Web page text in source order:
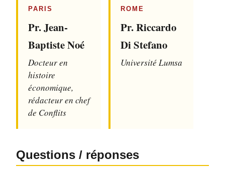
PARIS
Pr. Jean-
Baptiste Noé
Docteur en
histoire
économique,
rédacteur en chef
de Conflits
ROME
Pr. Riccardo
Di Stefano
Université Lumsa
Questions / réponses